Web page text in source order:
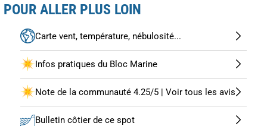
POUR ALLER PLUS LOIN
Carte vent, température, nébulosité...
Infos pratiques du Bloc Marine
Note de la communauté 4.25/5 | Voir tous les avis
Bulletin côtier de ce spot